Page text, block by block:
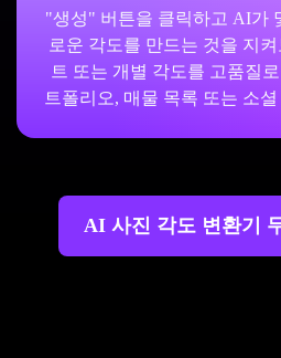
"생성" 버튼을 클릭하고 AI가
로운 각도를 만드는 것을 지켜
트 또는 개별 각도를 고품질
트폴리오, 매물 목록 또는 소
AI 사진 각도 변환기